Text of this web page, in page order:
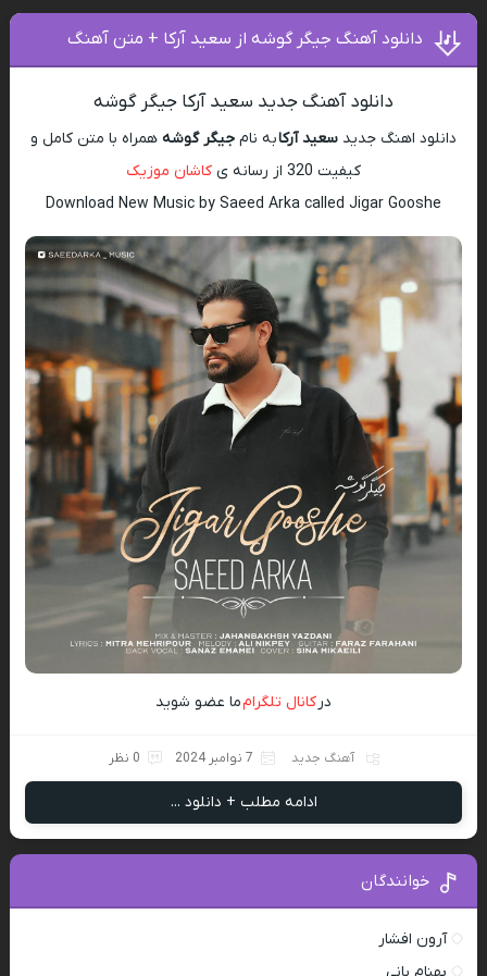
دانلود آهنگ جیگر گوشه از سعید آرکا + متن آهنگ
دانلود آهنگ جدید سعید آرکا جیگر گوشه
دانلود اهنگ جدید سعید آرکابه نام جیگر گوشه همراه با متن کامل و
کیفیت 320 از رسانه ی
کاشان موزیک
Download New Music by Saeed Arka called Jigar Gooshe
درکانال تلگرامما عضو شوید
آهنگ جدید 7 نوامبر 2024 0 نظر
ادامه مطلب + دانلود ...
خوانندگان
آرون افشار